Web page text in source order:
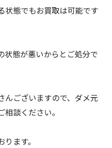
状態でもお買取は可能です
状態が悪いからとご処分で
んございますので、ダメ元
談ください。
ます。